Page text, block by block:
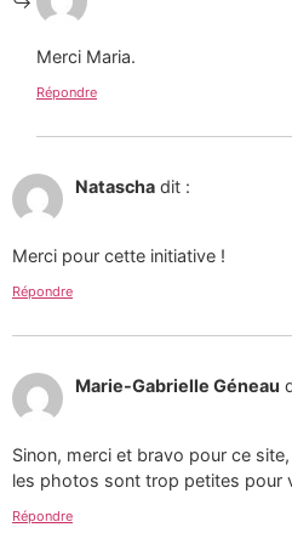
Merci Maria.
Répondre
Natascha dit :
Merci pour cette initiative !
Répondre
Marie-Gabrielle Géneau
Sinon, merci et bravo pour ce
les photos sont trop petites pour
Répondre